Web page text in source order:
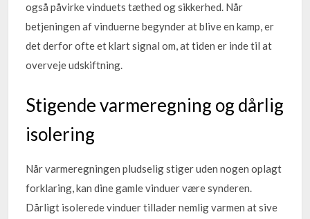
også påvirke vinduets tæthed og sikkerhed. Når
betjeningen af vinduerne begynder at blive en kamp, er
det derfor ofte et klart signal om, at tiden er inde til at
overveje udskiftning.
Stigende varmeregning og dårlig
isolering
Når varmeregningen pludselig stiger uden nogen oplagt
forklaring, kan dine gamle vinduer være synderen.
Dårligt isolerede vinduer tillader nemlig varmen at sive